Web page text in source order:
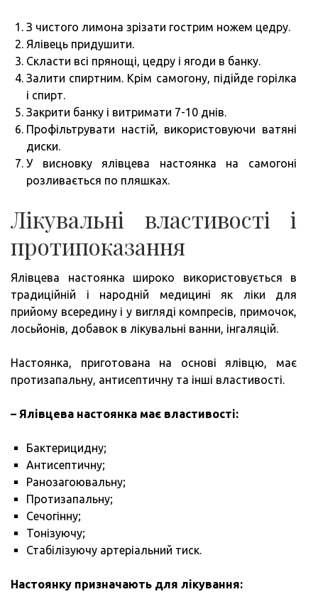
З чистого лимона зрізати гострим ножем цедру.
Ялівець придушити.
Скласти всі прянощі, цедру і ягоди в банку.
Залити спиртним. Крім самогону, підійде горілка
і спирт.
Закрити банку і витримати 7-10 днів.
Профільтрувати настій, використовуючи ватяні
диски.
У висновку ялівцева настоянка на самогоні
розливається по пляшках.
Лікувальні властивості і
протипоказання
Ялівцева настоянка широко використовується в
традиційній і народній медицині як ліки для
прийому всередину і у вигляді компресів, примочок,
лосьйонів, добавок в лікувальні ванни, інгаляцій.
Настоянка, приготована на основі ялівцю, має
протизапальну, антисептичну та інші властивості.
– Ялівцева настоянка має властивості:
Бактерицидну;
Антисептичну;
Ранозагоювальну;
Протизапальну;
Сечогінну;
Тонізуючу;
Стабілізуючу артеріальний тиск.
Настоянку призначають для лікування: